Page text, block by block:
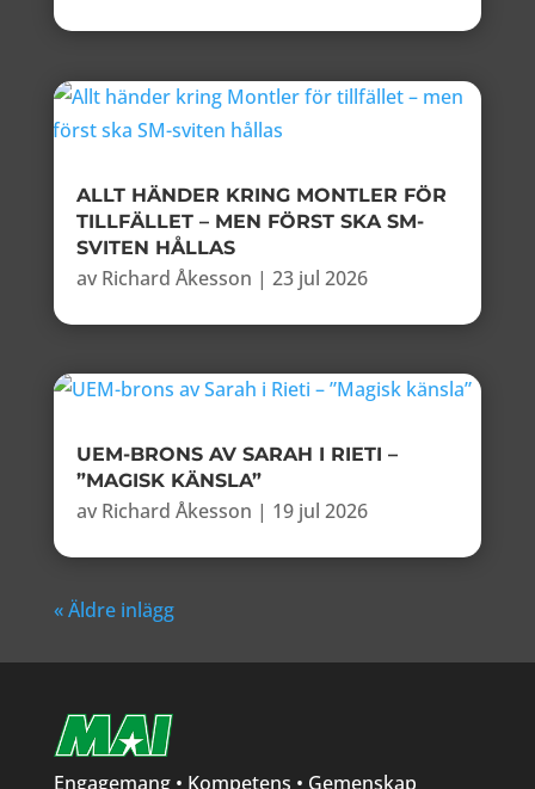
ALLT HÄNDER KRING MONTLER FÖR
TILLFÄLLET – MEN FÖRST SKA SM-
SVITEN HÅLLAS
av Richard Åkesson | 23 jul 2026
UEM-BRONS AV SARAH I RIETI –
”MAGISK KÄNSLA”
av Richard Åkesson | 19 jul 2026
« Äldre inlägg
Engagemang • Kompetens • Gemenskap